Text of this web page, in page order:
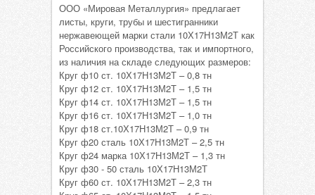
ООО «Мировая Металлургия» предлагает
листы, круги, трубы и шестигранники
нержавеющей марки стали 10Х17Н13М2Т как
Российского производства, так и импортного,
из наличия на складе следующих размеров:
Круг ф10 ст. 10Х17Н13М2Т – 0,8 тн
Круг ф12 ст. 10Х17Н13М2Т – 1,5 тн
Круг ф14 ст. 10Х17Н13М2Т – 1,5 тн
Круг ф16 ст. 10Х17Н13М2Т – 1,0 тн
Круг ф18 ст.10Х17Н13М2Т – 0,9 тн
Круг ф20 сталь 10Х17Н13М2Т – 2,5 тн
Круг ф24 марка 10Х17Н13М2Т – 1,3 тн
Круг ф30 - 50 сталь 10Х17Н13М2Т
Круг ф60 ст. 10Х17Н13М2Т – 2,3 тн